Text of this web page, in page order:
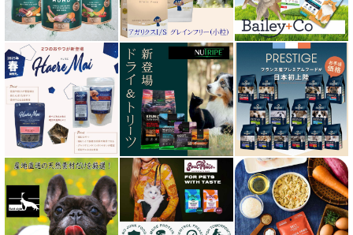
キアオラ kiaora
キャノフィラ
グリーンフィッシュ GreenFish
ケリーアンドコー Kelly＆Co’s
サンデーペッツ Sunday Pets
サンユー研究所
シェフ SHEF